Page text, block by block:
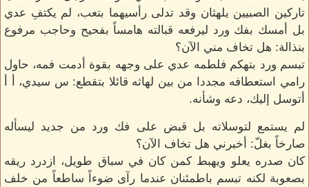
تاركين الصبيين يلهثان وقد تدلى رأسيهما بتعب، لم يكتفِ عدي
بل أمسك بفك ورد ليرفعه قبالته هامساً بفحيح وحاجب مرفوع
بنذالة: هل تخاف مني الآن؟
تبسم ورد بتهكم فلطمه عدي على وجهه بقوة أدمت فمه، حاول
رامي استعطافه مجددا من بين لهاثه قائلا بتقطع: س سيدي، أ أ
أتوسل إليك، دعه وشأنه.
لم يستمع لتوسلاته بل قبض على فك ورد من جديد ليسأله
صارخاً بغلّ: أخبرني هل تخاف الآن؟
كان صدره يعلو ويهبط كمن كان في سباق طويل، ازدرد ريقه
بصعوبة لكنه تبسم باطمئنان عندما رآى ضوءاً ساطعاً من خلف